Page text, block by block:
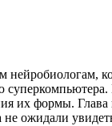
их формы.
ожидали